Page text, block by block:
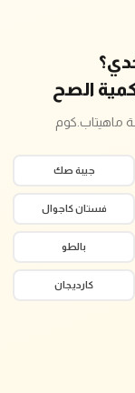
الصح
جيبة صك
فستان كاجوال
بالطو
كارديجان